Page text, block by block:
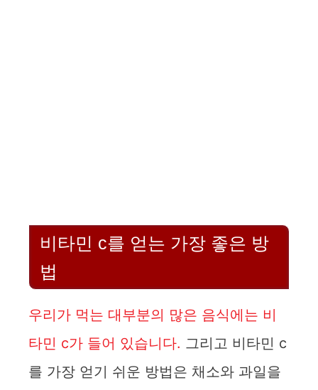
비타민 c를 얻는 가장 좋은 방
법
우리가 먹는 대부분의 많은 음식에는 비
타민 c가 들어 있습니다. 그리고 비타민 c
를 가장 얻기 쉬운 방법은 채소와 과일을